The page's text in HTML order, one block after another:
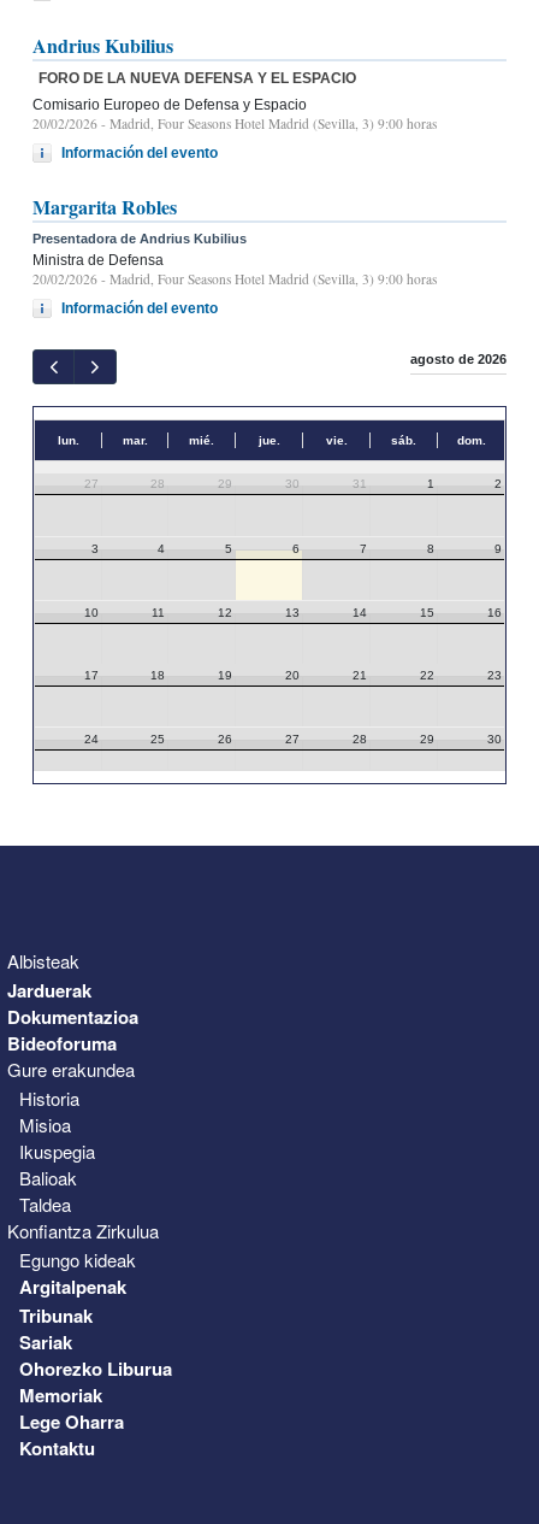
Andrius Kubilius
FORO DE LA NUEVA DEFENSA Y EL ESPACIO
Comisario Europeo de Defensa y Espacio
20/02/2026 - Madrid, Four Seasons Hotel Madrid (Sevilla, 3) 9:00 horas
Información del evento
Margarita Robles
Presentadora de Andrius Kubilius
Ministra de Defensa
20/02/2026 - Madrid, Four Seasons Hotel Madrid (Sevilla, 3) 9:00 horas
Información del evento
agosto de 2026
lun. mar. mié. jue. vie. sáb. dom.
27 28 29 30 31 1 2
3 4 5 6 7 8 9
10 11 12 13 14 15 16
17 18 19 20 21 22 23
24 25 26 27 28 29 30
Albisteak
Jarduerak
Dokumentazioa
Bideoforuma
Gure erakundea
Historia
Misioa
Ikuspegia
Balioak
Taldea
Konfiantza Zirkulua
Egungo kideak
Argitalpenak
Tribunak
Sariak
Ohorezko Liburua
Memoriak
Lege Oharra
Kontaktu